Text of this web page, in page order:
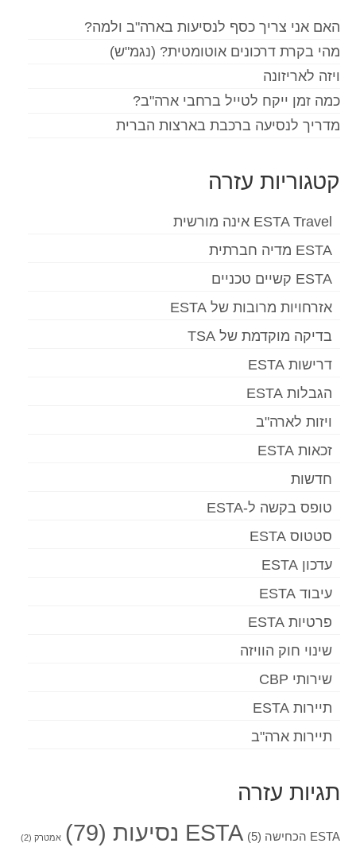
האם אני צריך כסף לנסיעות בארה"ב ולמה?
מהי בקרת דרכונים אוטומטית? (נגמ"ש)
ויזה לאריזונה
כמה זמן ייקח לטייל ברחבי ארה"ב?
מדריך לנסיעה ברכבת בארצות הברית
קטגוריות עזרה
ESTA Travel אינה מורשית
ESTA מדיה חברתית
ESTA קשיים טכניים
אזרחויות מרובות של ESTA
בדיקה מוקדמת של TSA
דרישות ESTA
הגבלות ESTA
ויזות לארה"ב
זכאות ESTA
חדשות
טופס בקשה ל-ESTA
סטטוס ESTA
עדכון ESTA
עיבוד ESTA
פרטיות ESTA
שינוי חוק הוויזה
שירותי CBP
תיירות ESTA
תיירות ארה"ב
תגיות עזרה
ESTA הכחישה (5) ESTA נסיעות (79) אמטרק (2)